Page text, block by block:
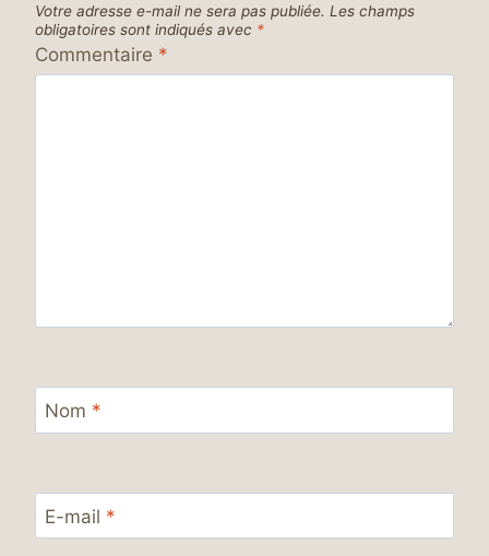
Votre adresse e-mail ne sera pas publiée. Les champs
obligatoires sont indiqués avec *
Commentaire *
Nom *
E-mail *